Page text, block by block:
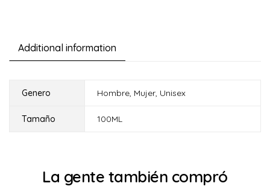
Additional information
Genero Hombre, Mujer, Unisex
Tamaño 100ML
La gente también compró